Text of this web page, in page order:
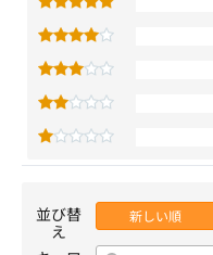
並び替
え
新しい順